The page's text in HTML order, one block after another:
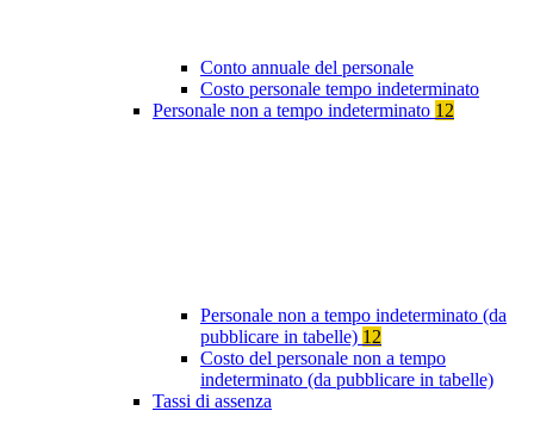
Conto annuale del personale
Costo personale tempo indeterminato
Personale non a tempo indeterminato 12
Personale non a tempo indeterminato (da
pubblicare in tabelle) 12
Costo del personale non a tempo
indeterminato (da pubblicare in tabelle)
Tassi di assenza